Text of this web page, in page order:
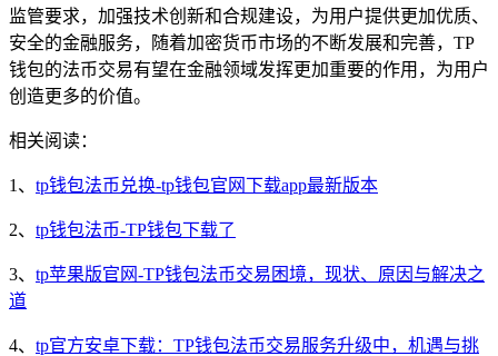
监管要求，加强技术创新和合规建设，为用户提供更加优质、
安全的金融服务，随着加密货币市场的不断发展和完善，TP
钱包的法币交易有望在金融领域发挥更加重要的作用，为用户
创造更多的价值。
相关阅读：
1、 tp钱包法币兑换-tp钱包官网下载app最新版本
2、 tp钱包法币-TP钱包下载了
3、 tp苹果版官网-TP钱包法币交易困境，现状、原因与解决之
道
4、 tp官方安卓下载：TP钱包法币交易服务升级中，机遇与挑